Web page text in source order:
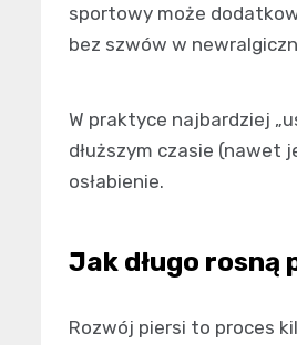
sportowy może
bez szwów w
W praktyce najbardziej
dłuższym czasie (nawet
osłabienie.
Jak długo rosną
Rozwój piersi to proces